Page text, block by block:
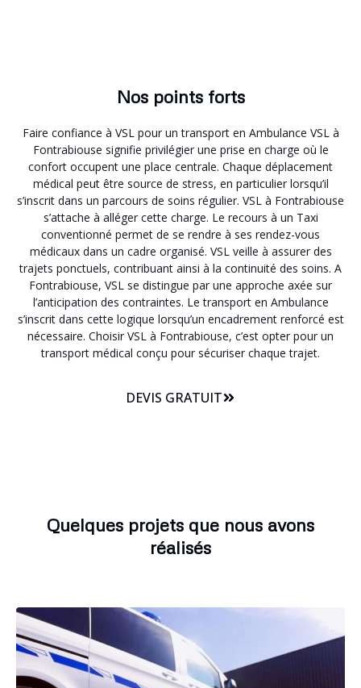
Nos points forts
Faire confiance à VSL pour un transport en Ambulance VSL à
Fontrabiouse signifie privilégier une prise en charge où le
confort occupent une place centrale. Chaque déplacement
médical peut être source de stress, en particulier lorsqu’il
s’inscrit dans un parcours de soins régulier. VSL à Fontrabiouse
s’attache à alléger cette charge. Le recours à un Taxi
conventionné permet de se rendre à ses rendez-vous
médicaux dans un cadre organisé. VSL veille à assurer des
trajets ponctuels, contribuant ainsi à la continuité des soins. A
Fontrabiouse, VSL se distingue par une approche axée sur
l’anticipation des contraintes. Le transport en Ambulance
s’inscrit dans cette logique lorsqu’un encadrement renforcé est
nécessaire. Choisir VSL à Fontrabiouse, c’est opter pour un
transport médical conçu pour sécuriser chaque trajet.
DEVIS GRATUIT
Quelques projets que nous avons
réalisés